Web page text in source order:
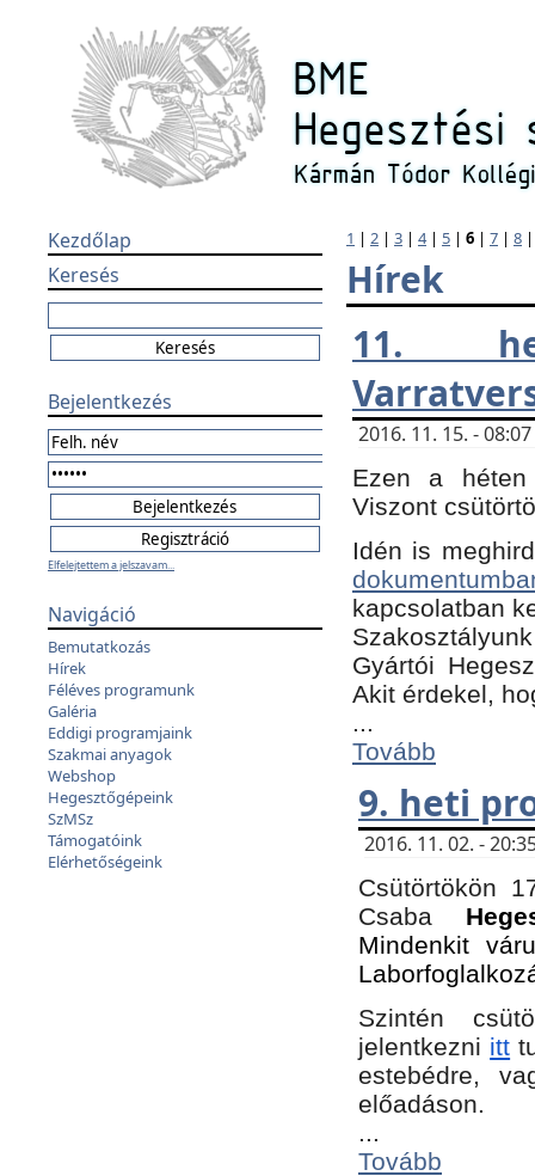
Kezdőlap
Keresés
Bejelentkezés
Elfelejtettem a jelszavam...
Navigáció
Bemutatkozás
Hírek
Féléves programunk
Galéria
Eddigi programjaink
Szakmai anyagok
Webshop
Hegesztőgépeink
SzMSz
Támogatóink
Elérhetőségeink
1 | 2 | 3 | 4| 5 | 6 | 7 | 8
Hírek
11.
2016. 11. 15. -
Ezen a héten
Viszont
Idén is
kapcsolatban
Gyártói
Akit érdekel,
...
Tovább
9. heti
2016. 11. 02. -
Csütörtökön
Csaba
Mindenkit
Szintén
jelentkezni itt
estebédre,
előadáson.
...
Tovább